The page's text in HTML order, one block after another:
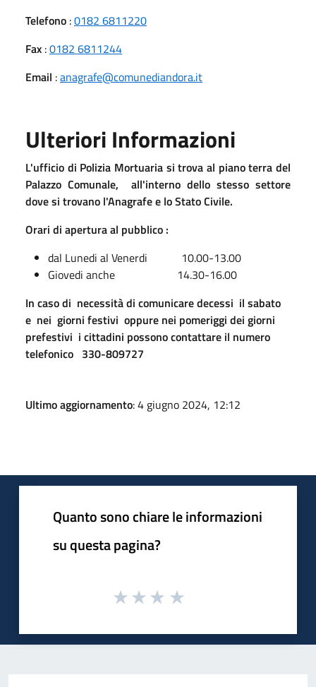
Telefono :0182 6811220
Fax :0182 6811244
Email :anagrafe@comunediandora.it
Ulteriori Informazioni
L'ufficio di Polizia Mortuaria si trova al piano terra del
Palazzo Comunale, all'interno dello stesso settore
dove si trovano l'Anagrafe e lo Stato Civile.
Orari di apertura al pubblico :
dal Lunedi al Venerdi 10.00-13.00
Giovedi anche 14.30-16.00
In caso di necessità di comunicare decessi il sabato
e nei giorni festivi oppure nei pomeriggi dei giorni
prefestivi i cittadini possono contattare il numero
telefonico 330-809727
Ultimo aggiornamento: 4 giugno 2024, 12:12
Quanto sono chiare le informazioni
su questa pagina?